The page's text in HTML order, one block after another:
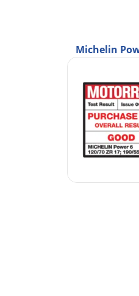
Michelin